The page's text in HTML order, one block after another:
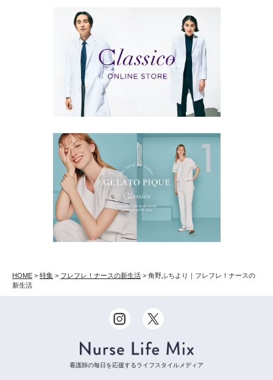
HOME > 特集 > フレフレ！ナースの新生活 > 角野ふちより｜フレフレ！ナースの
新生活
看護師の毎日を応援するライフスタイルメディア